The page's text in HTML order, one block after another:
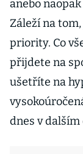
anebo
Záleží na
priority. Co
přijdete na
ušetříte na
dnes v